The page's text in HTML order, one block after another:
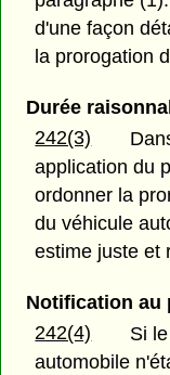
d'une façon
la prorogation
Durée
242(3)
application du
ordonner la
du véhicule
estime juste et
Notification au
242(4)
Si
automobile